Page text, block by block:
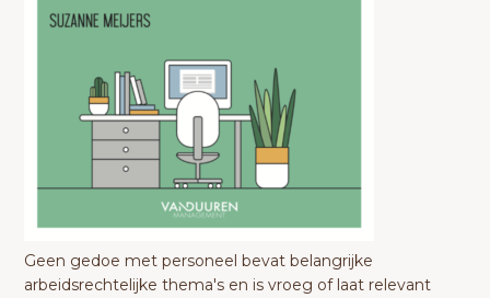
Geen gedoe met personeel bevat belangrijke
arbeidsrechtelijke thema's en is vroeg of laat relevant